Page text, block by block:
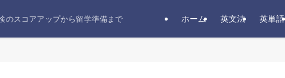
のスコアアップから留学準備まで ホーム 英文法 英単語